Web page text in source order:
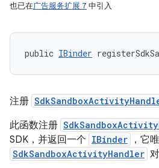
也已在广告服务扩展 7 中引入
public IBinder
注册
此函数注册
SDK，并返回一个 IBinder ，它
SdkSandboxActivityHandler